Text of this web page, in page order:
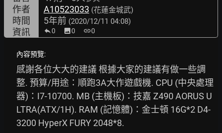
作者 A10523033 (花蓮金城武)
時間 5年前 (2020/12/11 04:08)
資訊 0 image0 link0
內容預覽:
感謝各位大大的建議 根據大家的建議有做一些調
整. 預算/用途：順跑3A大作遊戲機. CPU (中央處理
器)：I7-10700. MB (主機板)：技嘉 Z490 AORUS U
LTRA(ATX/1H). RAM (記憶體)：金士頓 16G*2 D4-
3200 HyperX FURY 2048*8.